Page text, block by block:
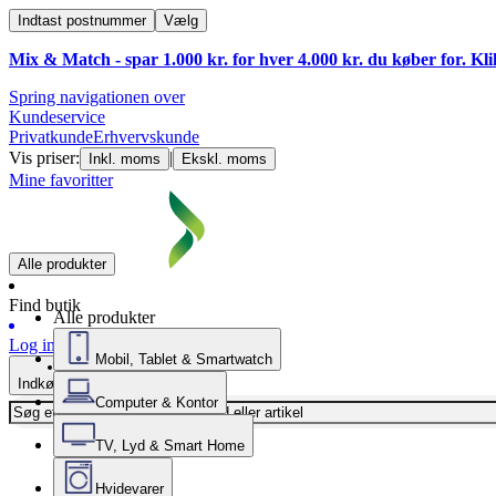
Indtast postnummer Vælg
Mix & Match - spar 1.000 kr. for hver 4.000 kr. du køber for.
Spring navigationen over
Kundeservice
PrivatkundeErhvervskunde
Vis priser:
Inkl. moms | Ekskl. moms
Mine favoritter
Alle produkter
Find butik
Log ind
Indkøbskurv
Alle produkter
Mobil, Tablet & Smartwatch
Computer & Kontor
TV, Lyd & Smart Home
Hvidevarer